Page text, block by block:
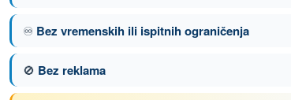
72 od 136 Sledeće pitanje
♾️ Bez vremenskih ili ispitnih ograničenja
🚫 Bez reklama